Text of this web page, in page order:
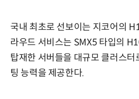
국내 최초로 선보이는 지코어의
라우드 서비스는 SMX5 타입의
탑재한 서버들을 대규모 클러스터
팅 능력을 제공한다.